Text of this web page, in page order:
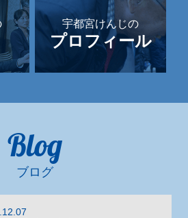
宇都宮けんじの
プロフィール
Blog
ブログ